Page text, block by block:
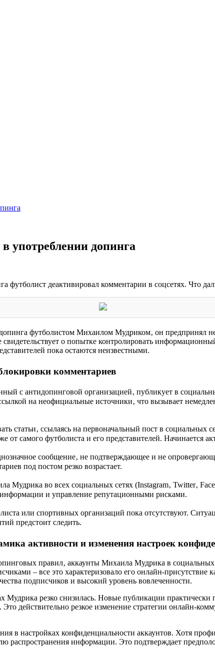
употреблении допинга
деактивировал комментарии в соцсетях. Что
футболистом Михаилом Мудриком‚ он предпринял
о попытке контролировать
пока остаются неизвестными.
комментариев
с антидопинговой организацией‚ публикует в
на неофициальные источники‚ что вызывает
статьи‚ ссылаясь на первоначальный пост в социальных
от самого футболиста и его представителей. Начинается
сообщение‚ не подтверждающее и не
под постом резко возрастает.
во всех социальных сетях (Instagram‚ Twitter‚
и управление репутационными рисками.
или спортивных организаций пока отсутствуют.
предстоит следить.
активности и изменения настроек
правил‚ аккаунты Михаила Мудрика в социальных
– все это характеризовало его онлайн-
подписчиков и высокий уровень вовлеченности.
Мудрика резко снизилась. Новые публикации
действительно резкое изменение стратегии онлайн-
в настройках конфиденциальности аккаунтов. Хотя
распространения информации. Это подтверждает